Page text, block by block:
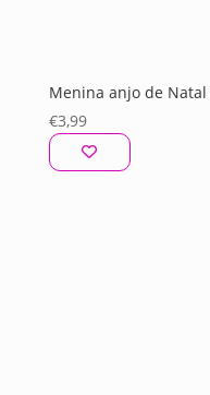
Menina anjo de Natal
€3,99